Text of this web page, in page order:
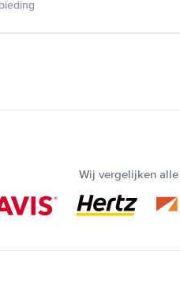
Wij vergelijken